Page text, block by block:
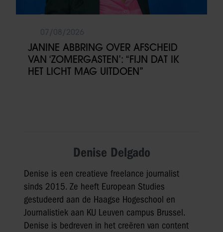
JANINE ABBRING OVER AFSCHEID
VAN ‘ZOMERGASTEN’: “FIJN DAT IK
HET LICHT MAG UITDOEN”
Denise Delgado
Denise is een creatieve freelance journalist
sinds 2015. Ze heeft European Studies
gestudeerd aan de Haagse Hogeschool en
Journalistiek aan KU Leuven campus Brussel.
Denise is bedreven in het creëren van content